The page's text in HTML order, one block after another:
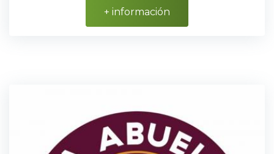
+ información